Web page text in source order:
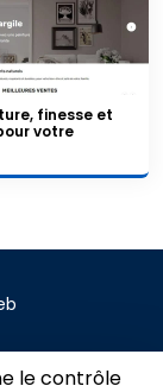
le contrôle
finesse et
votre